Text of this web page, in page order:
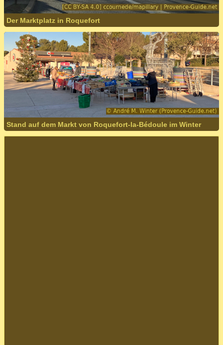
Der Marktplatz in Roquefort
Stand auf dem Markt von Roquefort-la-Bédoule im Winter